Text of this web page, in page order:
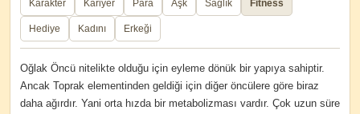
Karakter Kariyer Para Aşk Sağlık Fitness
Hediye Kadını Erkeği
Oğlak Öncü nitelikte olduğu için eyleme dönük bir yapıya sahiptir.
Ancak Toprak elementinden geldiği için diğer öncülere göre biraz
daha ağırdır. Yani orta hızda bir metabolizması vardır. Çok uzun süre